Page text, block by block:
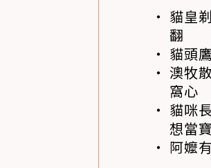
貓皇
翻
貓頭
澳牧
窩心
貓咪
想當
阿嬤